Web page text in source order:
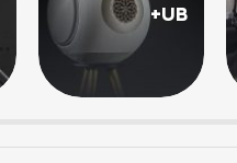
UB+